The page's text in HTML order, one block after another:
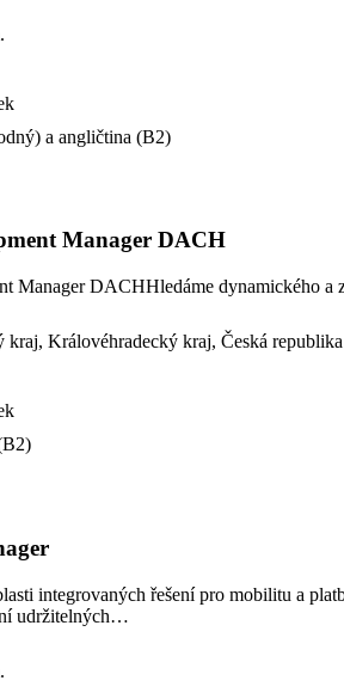
a angličtina (B2)
Manager DACH
Manager DACHHledáme dynamického
kraj, Královéhradecký kraj, Česká republika
integrovaných řešení pro mobilitu a
udržitelných…